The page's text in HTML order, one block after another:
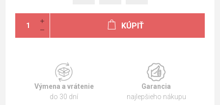
KÚPIŤ
Výmena a vrátenie
do 30 dní
Garancia
najlepšieho nákupu